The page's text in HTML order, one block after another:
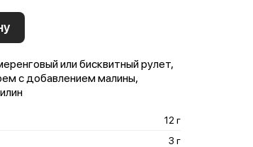
или бисквитный рулет,
с добавлением малины,
12 г
3 г